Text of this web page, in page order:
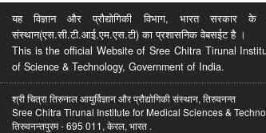
यह विज्ञान और प्रौद्योगिकी विभाग, भारत सरकार के
संस्थान(एस.सी.टी.आई.एम.एस.टी) का प्रशासनिक वेबसईट है ।
This is the official Website of Sree Chitra Tirunal
of Science & Technology, Government of India.
श्री चित्रा तिरुनाल आयुर्विज्ञान और प्रौद्योगिकी संस्थान, तिरुवनन्त
Sree Chitra Tirunal Institute for Medical Sciences &
तिरुवनन्तपुरम - 695 011, केरल, भारत .